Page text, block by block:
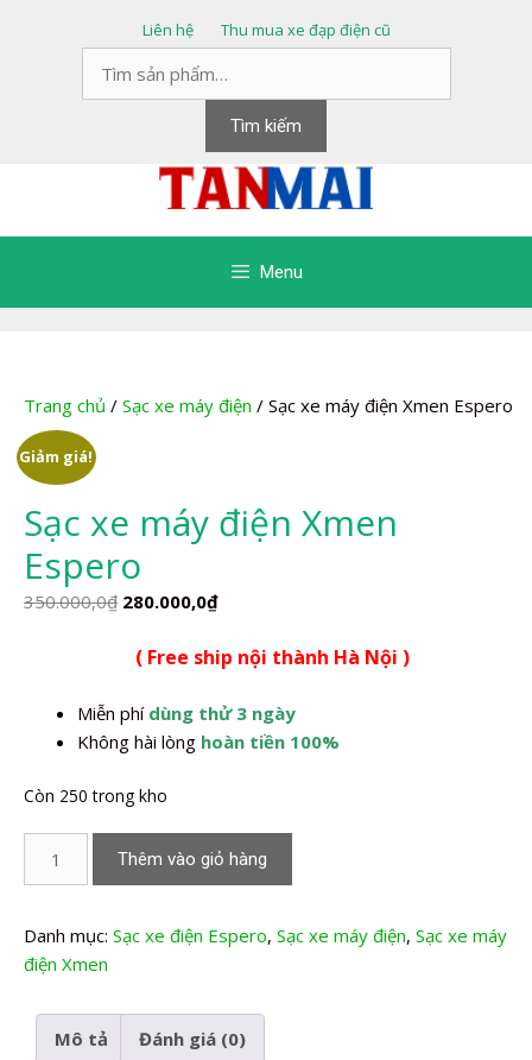
Liên hệ
Thu mua xe đạp điện cũ
kiếm:
Tìm kiếm
Menu
Trang chủ / Sạc xe máy điện / Sạc xe máy điện Xmen Espero
Giảm giá!
Sạc xe máy điện Xmen
Espero
350.000,0₫ Giá
là:
280.000,0₫Giá
tại
280.000,0₫.
( Free ship nội thành Hà Nội )
Miễn phí dùng thử 3 ngày
Không hài lòng hoàn tiền 100%
Còn 250 trong kho
điện
Xmen
số
lượng
Thêm vào giỏ hàng
Danh mục: Sạc xe điện Espero, Sạc xe máy điện, Sạc xe máy
điện Xmen
Mô tả Đánh giá (0)